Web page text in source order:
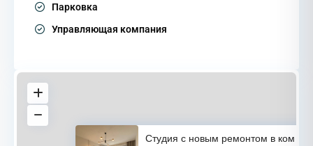
Парковка
Управляющая компания
Студия с новым ремонтом в ком